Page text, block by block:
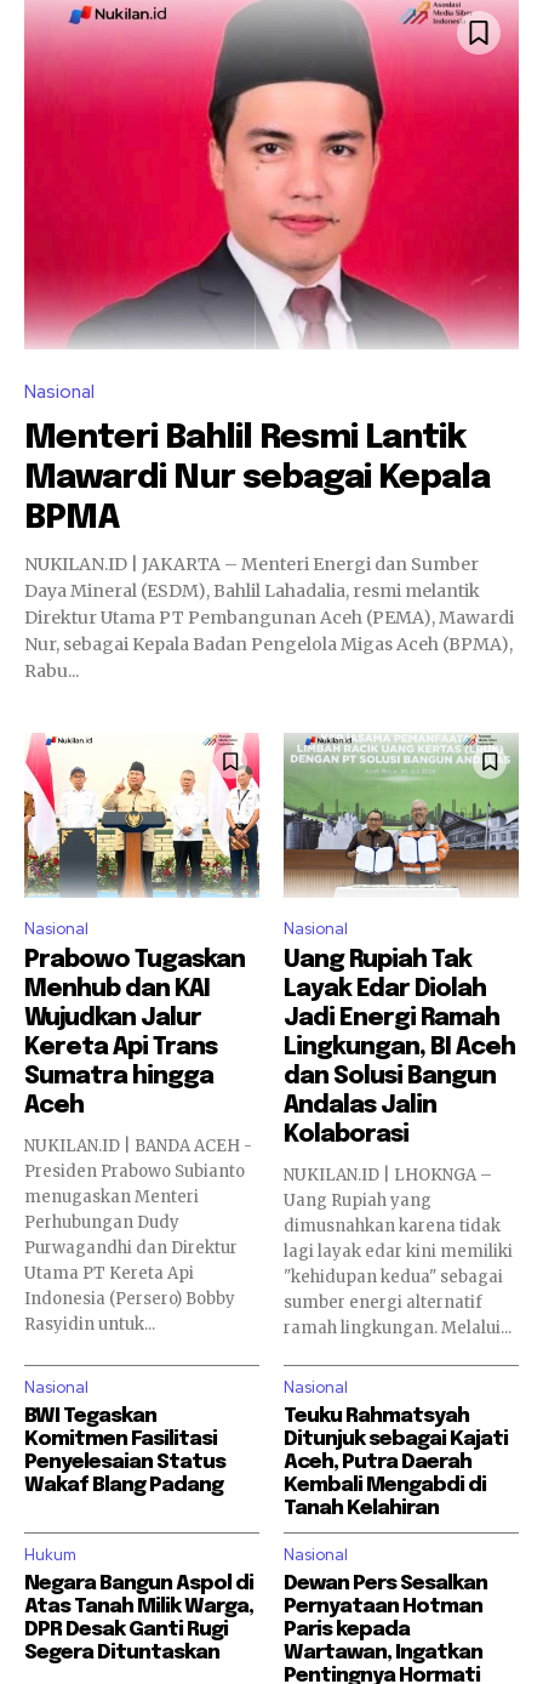
DEMOKRASI
Demokrasi Aceh Harus Menghargai
Proses Kaderisasi Partai
Akil
Jelang Musda Demokrat Aceh,
Nurdiansyah Alasta Kirim Surat Terbuka
kepada AHY
Redaksi
Golkar Aceh Fokus Dukung Pemerintah,
Belum Bahas Pilkada
Redaksi - 11/07/2026
PSI Balas Kritik PDIP soal Safari Jokowi,
Nasional
Menteri Bahlil Resmi Lantik
Mawardi Nur sebagai Kepala
BPMA
NUKILAN.ID | JAKARTA – Menteri Energi dan Sumber
Daya Mineral (ESDM), Bahlil Lahadalia, resmi melantik
Direktur Utama PT Pembangunan Aceh (PEMA), Mawardi
Nur, sebagai Kepala Badan Pengelola Migas Aceh (BPMA),
Rabu...
Nasional
Prabowo Tugaskan
Menhub dan KAI
Wujudkan Jalur
Kereta Api Trans
Sumatra hingga
Aceh
NUKILAN.ID | BANDA ACEH -
Presiden Prabowo Subianto
menugaskan Menteri
Perhubungan Dudy
Purwagandhi dan Direktur
Utama PT Kereta Api
Indonesia (Persero) Bobby
Rasyidin untuk...
Nasional
Uang Rupiah Tak
Layak Edar Diolah
Jadi Energi Ramah
Lingkungan, BI Aceh
dan Solusi Bangun
Andalas Jalin
Kolaborasi
NUKILAN.ID | LHOKNGA –
Uang Rupiah yang
dimusnahkan karena tidak
lagi layak edar kini memiliki
"kehidupan kedua" sebagai
sumber energi alternatif
ramah lingkungan. Melalui...
Nasional
BWI Tegaskan
Komitmen Fasilitasi
Penyelesaian Status
Wakaf Blang Padang
Nasional
Teuku Rahmatsyah
Ditunjuk sebagai Kajati
Aceh, Putra Daerah
Kembali Mengabdi di
Tanah Kelahiran
Hukum
Negara Bangun Aspol di
Atas Tanah Milik Warga,
DPR Desak Ganti Rugi
Segera Dituntaskan
Nasional
Dewan Pers Sesalkan
Pernyataan Hotman
Paris kepada
Wartawan, Ingatkan
Pentingnya Hormati